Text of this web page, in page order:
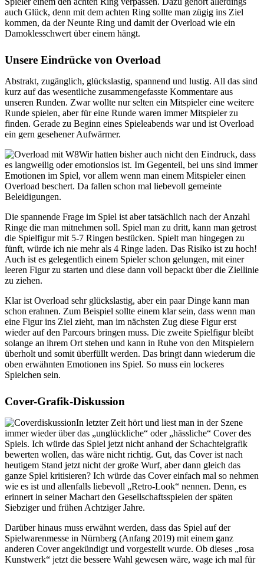
auch Glück, denn mit dem achten Ring sollte man zügig ins Ziel
kommen, da der Neunte Ring und damit der Overload wie ein
Damoklesschwert über einem hängt.
Unsere Eindrücke von Overload
Abstrakt, zugänglich, glückslastig, spannend und lustig. All das sind
kurz auf das wesentliche zusammengefasste Kommentare aus
unseren Runden. Zwar wollte nur selten ein Mitspieler eine weitere
Runde spielen, aber für eine Runde waren immer Mitspieler zu
finden. Gerade zu Beginn eines Spieleabends war und ist Overload
ein gern gesehener Aufwärmer.
Wir hatten bisher auch nicht den Eindruck, dass
es langweilig oder emotionslos ist. Im Gegenteil, bei uns sind immer
Emotionen im Spiel, vor allem wenn man einem Mitspieler einen
Overload beschert. Da fallen schon mal liebevoll gemeinte
Beleidigungen.
Die spannende Frage im Spiel ist aber tatsächlich nach der Anzahl
Ringe die man mitnehmen soll. Spiel man zu dritt, kann man getrost
die Spielfigur mit 5-7 Ringen bestücken. Spielt man hingegen zu
fünft, würde ich nie mehr als 4 Ringe laden. Das Risiko ist zu hoch!
Auch ist es gelegentlich einem Spieler schon gelungen, mit einer
leeren Figur zu starten und diese dann voll bepackt über die Ziellinie
zu ziehen.
Klar ist Overload sehr glückslastig, aber ein paar Dinge kann man
schon erahnen. Zum Beispiel sollte einem klar sein, dass wenn man
eine Figur ins Ziel zieht, man im nächsten Zug diese Figur erst
wieder auf den Parcours bringen muss. Die zweite Spielfigur bleibt
solange an ihrem Ort stehen und kann in Ruhe von den Mitspielern
überholt und somit überfüllt werden. Das bringt dann wiederum die
oben erwähnten Emotionen ins Spiel. So muss ein lockeres
Spielchen sein.
Cover-Grafik-Diskussion
In letzter Zeit hört und liest man in der Szene
immer wieder über das „unglückliche“ oder „hässliche“ Cover des
Spiels. Ich würde das Spiel jetzt nicht anhand der Schachtelgrafik
bewerten wollen, das wäre nicht richtig. Gut, das Cover ist nach
heutigem Stand jetzt nicht der große Wurf, aber dann gleich das
ganze Spiel kritisieren? Ich würde das Cover einfach mal so nehmen
wie es ist und allenfalls liebevoll „Retro-Look“ nennen. Denn, es
erinnert in seiner Machart den Gesellschaftsspielen der späten
Siebziger und frühen Achtziger Jahre.
Darüber hinaus muss erwähnt werden, dass das Spiel auf der
Spielwarenmesse in Nürnberg (Anfang 2019) mit einem ganz
anderen Cover angekündigt und vorgestellt wurde. Ob dieses „rosa
Kunstwerk“ jetzt die bessere Wahl gewesen wäre, wage ich mal für